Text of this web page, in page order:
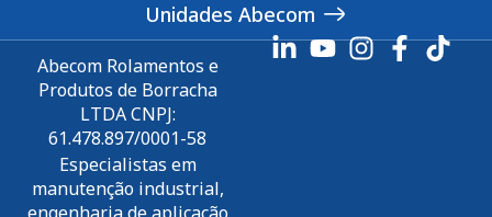
Unidades Abecom
Abecom Rolamentos e
Produtos de Borracha
LTDA CNPJ:
61.478.897/0001-58
Especialistas em
manutenção industrial,
engenharia de aplicação